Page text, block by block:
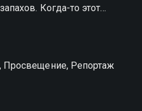
Когда-то этот
древней
и растений
сериала Тайрона вы
в хорошем HD
Репортаж